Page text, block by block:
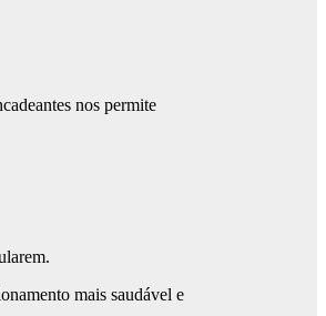
nos permite
mais saudável e